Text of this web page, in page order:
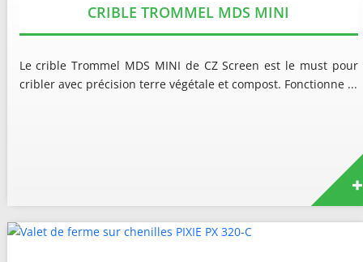
CRIBLE TROMMEL MDS MINI
Le crible Trommel MDS MINI de CZ Screen est le must pour
cribler avec précision terre végétale et compost. Fonctionne ...